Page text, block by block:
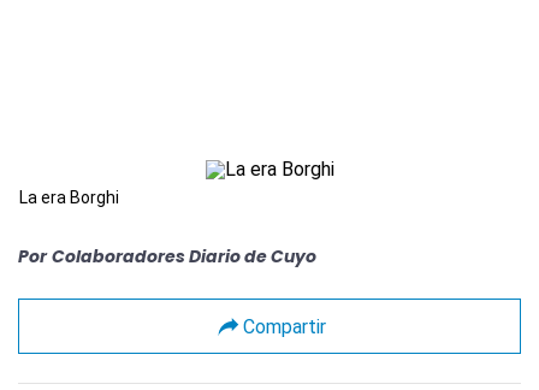
La era Borghi
Por Colaboradores Diario de Cuyo
Compartir